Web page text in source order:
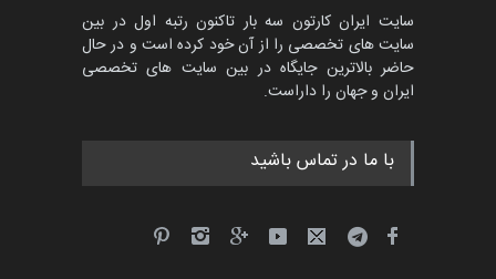
جشنواره بین‌المللی کارتون
مدارس پرتغال، ۲۰۲۷
مهلت
مهلت
سایت ایران کارتون سه بار تاکنون رتبه اول در بین
سایت های تخصصی را از آن خود کرده است و در حال
حاضر بالاترین جایگاه در بین سایت های تخصصی
ایران و جهان را داراست.
با ما در تماس باشید